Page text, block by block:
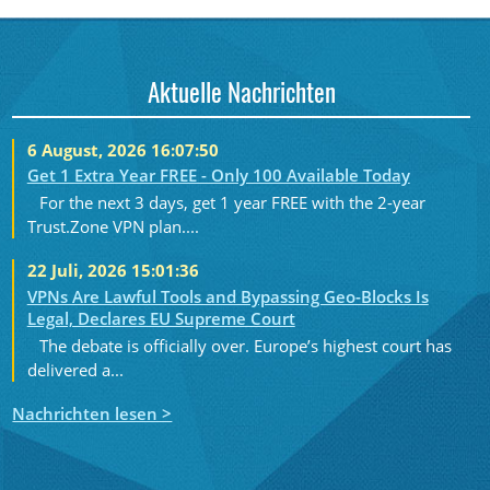
Aktuelle Nachrichten
6 August, 2026 16:07:50
Get 1 Extra Year FREE - Only 100 Available Today
For the next 3 days, get 1 year FREE with the 2-year
Trust.Zone VPN plan....
22 Juli, 2026 15:01:36
VPNs Are Lawful Tools and Bypassing Geo-Blocks Is
Legal, Declares EU Supreme Court
The debate is officially over. Europe’s highest court has
delivered a...
Nachrichten lesen >